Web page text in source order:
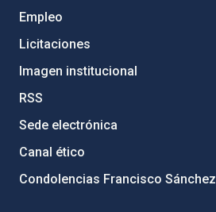
Empleo
Licitaciones
Imagen institucional
RSS
Sede electrónica
Canal ético
Condolencias Francisco Sánchez